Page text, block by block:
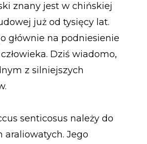
znany jest w chińskiej
już od tysięcy lat.
głównie na podniesienie
Dziś wiadomo,
z silniejszych
senticosus należy do
araliowatych. Jego